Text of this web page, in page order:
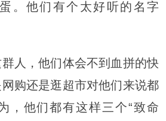
。他们有个太好听的名字
人，他们体会不到血拼的快
购还是逛超市对他们来说都
，他们都有这样三个“致命